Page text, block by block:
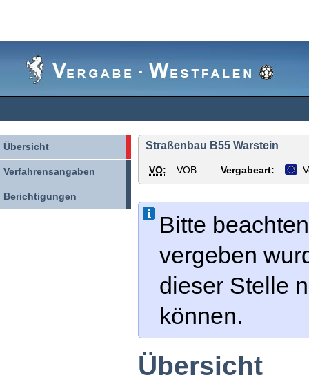
Übersicht
Verfahrensangaben
Berichtigungen
Straßenbau B55 Warstein
VO: VOB Vergabeart:
Bitte
vergeben
dieser Stelle
können.
Übersicht